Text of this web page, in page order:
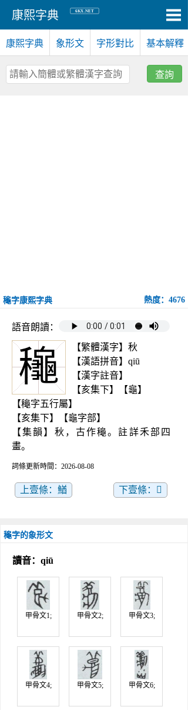
康熙字典 6KX.NET
康熙字典 象形文 字形對比 基本解釋
查詢
龝字康熙字典 熱度：4676
語音朗讀：
龝
【繁體漢字】秋
【漢語拼音】qiū
【漢字註音】
【亥集下】【龜】
【龝字五行屬】
【亥集下】【龜字部】
【集韻】秋，古作龝。註詳禾部四
畫。
詞條更新時間：2026-08-08
上壹條：鰌 下壹條：𪚼
龝字的象形文
讀音：qiū
甲骨文1; 甲骨文2; 甲骨文3;
甲骨文4; 甲骨文5; 甲骨文6;